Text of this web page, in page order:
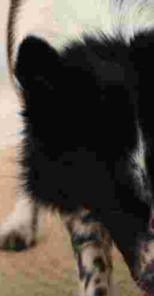
Publicidad
Publicidad
Social Media
TikTok WhatsApp Instagram Spotify YouTube Facebook